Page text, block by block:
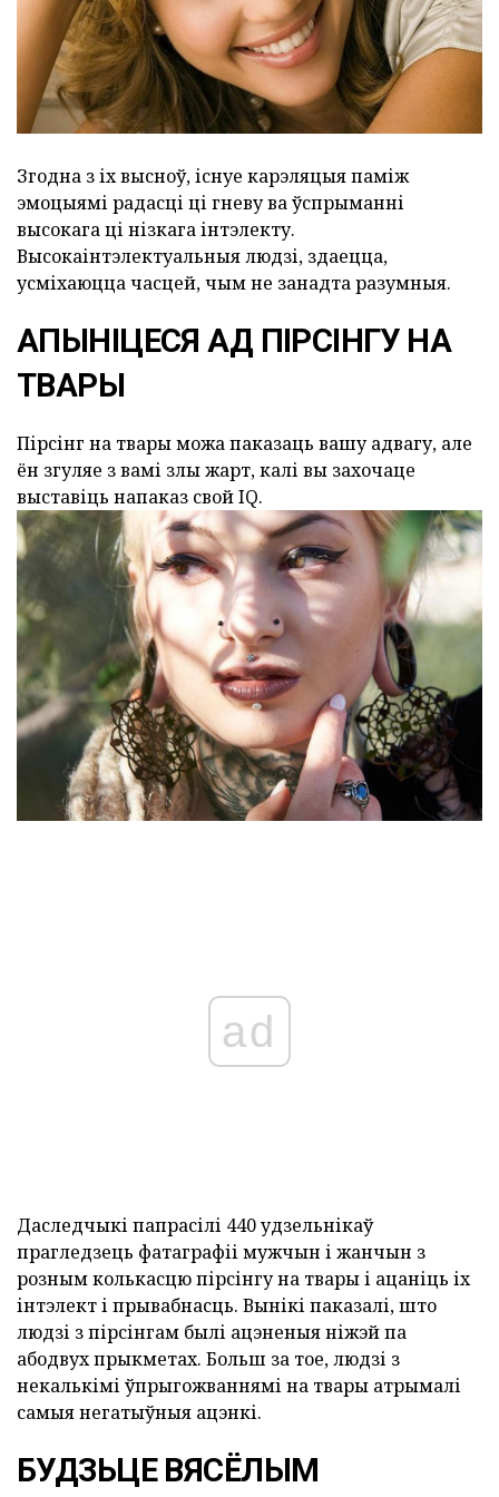
Згодна з іх высноў, існуе карэляцыя паміж
эмоцыямі радасці ці гневу ва ўспрыманні
высокага ці нізкага інтэлекту.
Высокаінтэлектуальныя людзі, здаецца,
усміхаюцца часцей, чым не занадта разумныя.
АПЫНІЦЕСЯ АД ПІРСІНГУ НА
ТВАРЫ
Пірсінг на твары можа паказаць вашу адвагу, але
ён згуляе з вамі злы жарт, калі вы захочаце
выставіць напаказ свой IQ.
ad
Даследчыкі папрасілі 440 удзельнікаў
прагледзець фатаграфіі мужчын і жанчын з
розным колькасцю пірсінгу на твары і ацаніць іх
інтэлект і прывабнасць. Вынікі паказалі, што
людзі з пірсінгам былі ацэненыя ніжэй па
абодвух прыкметах. Больш за тое, людзі з
некалькімі ўпрыгожваннямі на твары атрымалі
самыя негатыўныя ацэнкі.
БУДЗЬЦЕ ВЯСЁЛЫМ